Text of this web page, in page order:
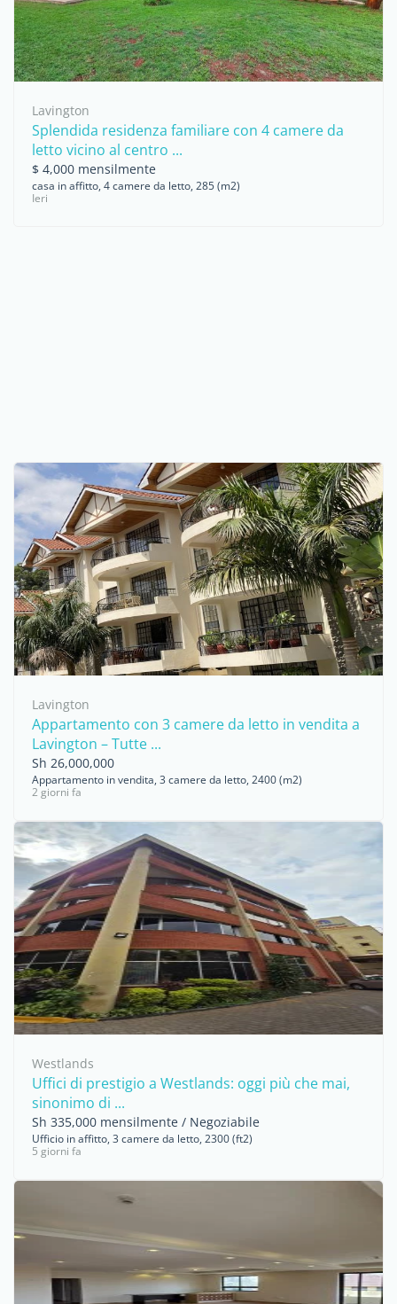
Lavington
Splendida residenza familiare con 4 camere da
letto vicino al centro ...
$ 4,000 mensilmente
casa in affitto, 4 camere da letto, 285 (m2)
Ieri
Lavington
Appartamento con 3 camere da letto in vendita a
Lavington – Tutte ...
Sh 26,000,000
Appartamento in vendita, 3 camere da letto, 2400 (m2)
2 giorni fa
Westlands
Uffici di prestigio a Westlands: oggi più che mai,
sinonimo di ...
Sh 335,000 mensilmente / Negoziabile
Ufficio in affitto, 3 camere da letto, 2300 (ft2)
5 giorni fa